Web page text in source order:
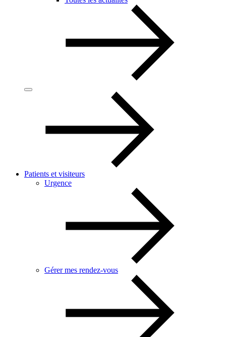
Patients et visiteurs
Urgence
Gérer mes rendez-vous